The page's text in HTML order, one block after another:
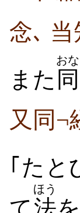
念､
また 同
おな
又同¬
｢たと
ほう